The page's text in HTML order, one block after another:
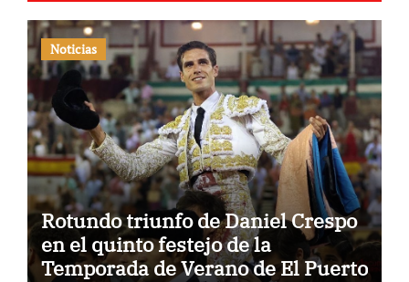
Noticias
Rotundo triunfo de Daniel Crespo
en el quinto festejo de la
Temporada de Verano de El Puerto